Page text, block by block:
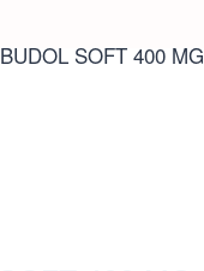
SOFT 400 MG